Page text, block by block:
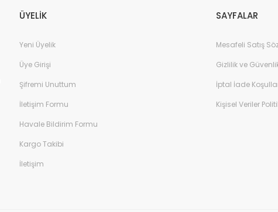
ÜYELİK
Yeni Üyelik
Üye Girişi
Şifremi Unuttum
İletişim Formu
Havale Bildirim Formu
Kargo Takibi
İletişim
SAYFALAR
Mesafeli Satış
Gizlilik ve
İptal İade
Kişisel Veriler